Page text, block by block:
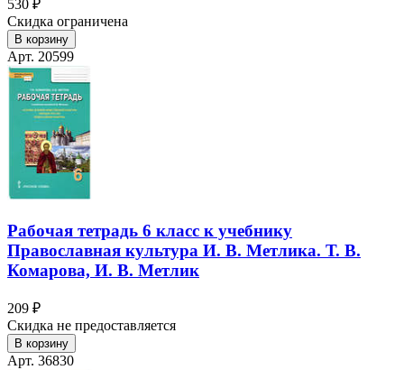
530 ₽
Скидка ограничена
В корзину
Арт. 20599
Рабочая тетрадь 6 класс к учебнику
Православная культура И. В. Метлика. Т. В.
Комарова, И. В. Метлик
209 ₽
Скидка не предоставляется
В корзину
Арт. 36830